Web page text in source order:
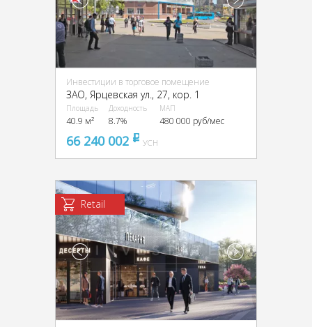
Инвестиции в торговое помещение
ЗАО, Ярцевская ул., 27, кор. 1
Площадь
40.9 м²
Доходность
8.7%
МАП
480 000 руб/мес
66 240 002 pуб
УСН
Retail